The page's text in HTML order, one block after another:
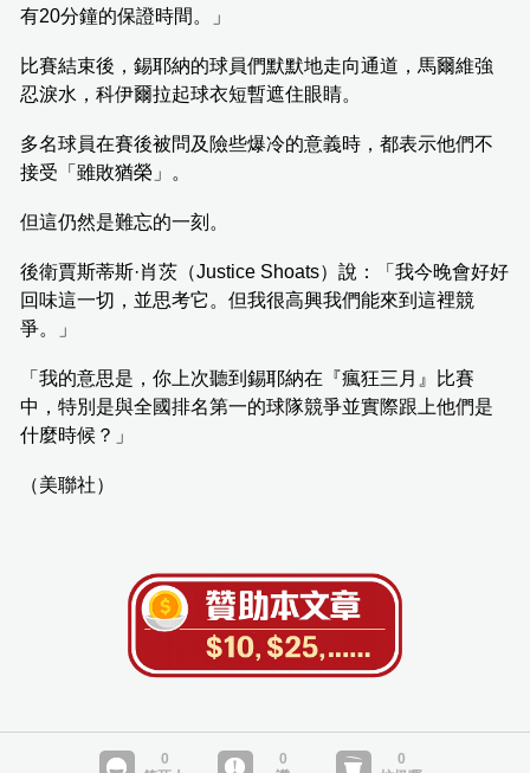
有20分鐘的保證時間。」
比賽結束後，錫耶納的球員們默默地走向通道，馬爾維強
忍淚水，科伊爾拉起球衣短暫遮住眼睛。
多名球員在賽後被問及險些爆冷的意義時，都表示他們不
接受「雖敗猶榮」。
但這仍然是難忘的一刻。
後衛賈斯蒂斯·肖茨（Justice Shoats）說：「我今晚會好好
回味這一切，並思考它。但我很高興我們能來到這裡競
爭。」
「我的意思是，你上次聽到錫耶納在『瘋狂三月』比賽
中，特別是與全國排名第一的球隊競爭並實際跟上他們是
什麼時候？」
（美聯社）